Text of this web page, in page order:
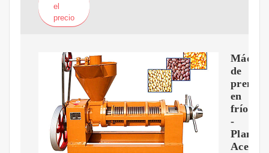
el
precio
de
en
frío
-
Plantas